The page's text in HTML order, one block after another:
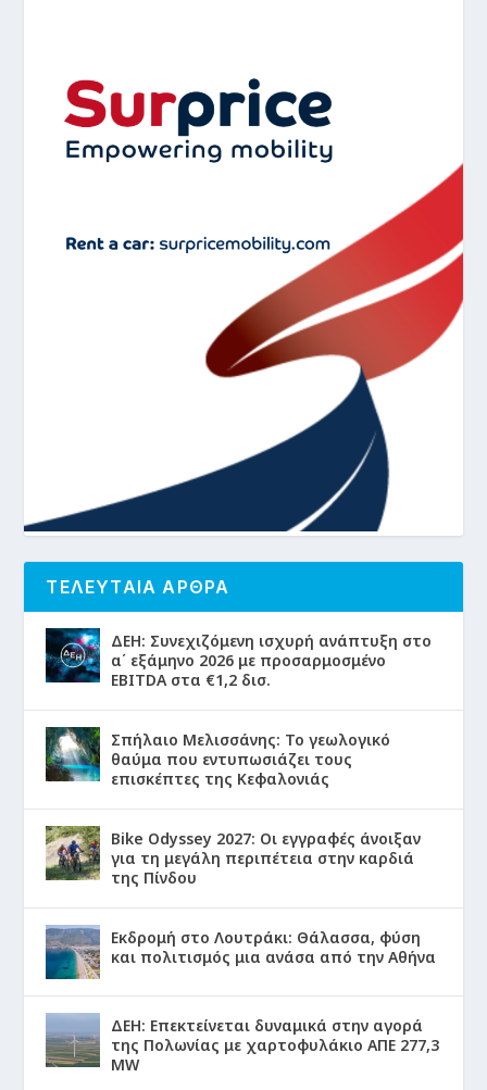
ΤΕΛΕΥΤΑΙΑ ΑΡΘΡΑ
ΔΕΗ: Συνεχιζόμενη ισχυρή ανάπτυξη στο
α΄ εξάμηνο 2026 με προσαρμοσμένο
EBITDA στα €1,2 δισ.
Σπήλαιο Μελισσάνης: Το γεωλογικό
θαύμα που εντυπωσιάζει τους
επισκέπτες της Κεφαλονιάς
Bike Odyssey 2027: Οι εγγραφές άνοιξαν
για τη μεγάλη περιπέτεια στην καρδιά
της Πίνδου
Εκδρομή στο Λουτράκι: Θάλασσα, φύση
και πολιτισμός μια ανάσα από την Αθήνα
ΔΕΗ: Επεκτείνεται δυναμικά στην αγορά
της Πολωνίας με χαρτοφυλάκιο ΑΠΕ 277,3
MW